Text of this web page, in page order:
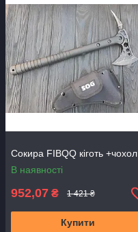
Сокира FIBQQ кіготь +чохол
В наявності
952,07 ₴ 1 421 ₴
Купити